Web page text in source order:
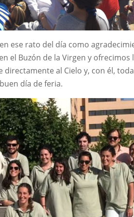
ese rato del día como
el Buzón de la Virgen y ofrecimos
al Cielo y, con él,
día de feria.